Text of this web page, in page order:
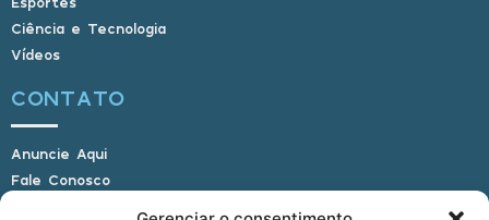
Ciência e Tecnologia
Vídeos
CONTATO
Anuncie Aqui
Fale Conosco